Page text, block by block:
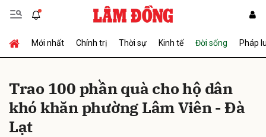
Mới nhất Chính trị Thời sự Kinh tế Đời sống Pháp
Trao 100 phần quà cho hộ dân
khó khăn phường Lâm Viên - Đà
Lạt
Gửi bình luận